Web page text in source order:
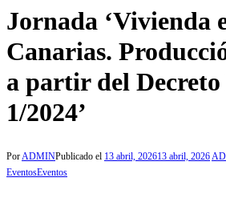
Jornada ‘Vivienda
Canarias.
a partir del
1/2024’
PorADMINPublicado el 13 abril, 202613 abril, 2026
EventosEventos